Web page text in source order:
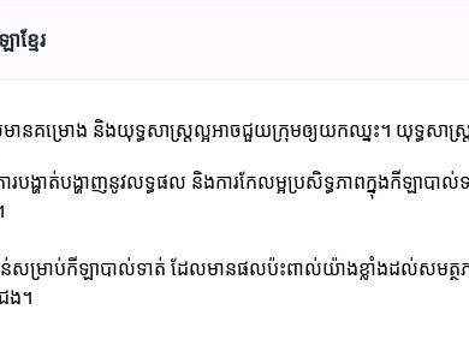
ខ្មែរ
នគម្រោង និងយុទ្ធសាស្ត្រល្អអាចជួយក្រុមឲ្យយកឈ្នះ។ យុទ្ធសាស្
ារបង្ហាត់បង្ហាញនូវលទ្ធផល និងការកែលម្អប្រសិទ្ធភាពក្នុងកីឡ
ន់សម្រាប់កីឡាបាល់ទាត់ ដែលមានផលប៉ះពាល់យ៉ាងខ្លាំងដល់សមត្
ង។